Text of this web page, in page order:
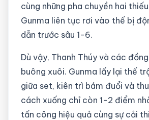
cùng những pha chuyền hai
Gunma liên tục rơi vào thế bị
dẫn trước sâu 1-6.
Dù vậy, Thanh Thúy và các
buông xuôi. Gunma lấy lại thế
giữa set, kiên trì bám đuổi và
cách xuống chỉ còn 1-2 điểm
tấn công hiệu quả cùng sự cải